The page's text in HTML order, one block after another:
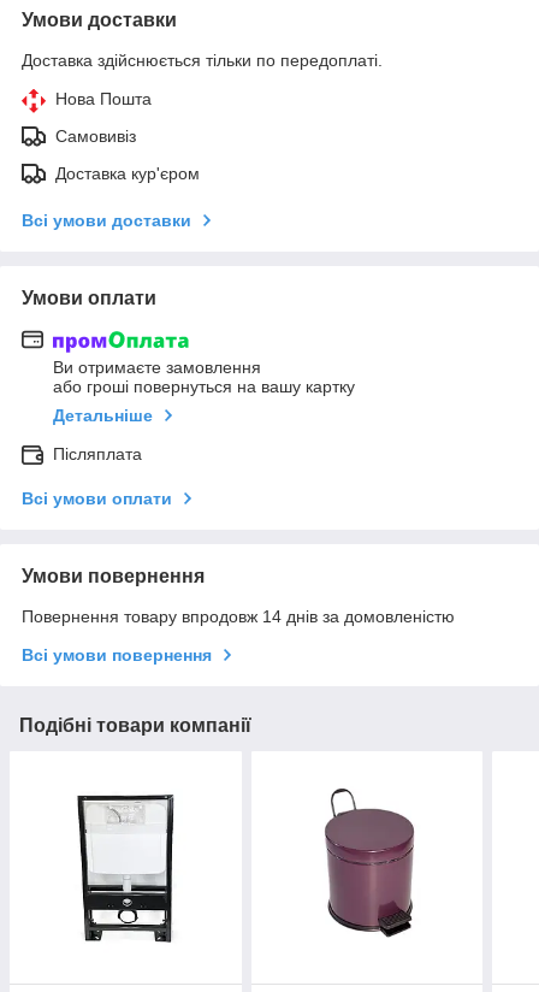
Умови доставки
Доставка здійснюється тільки по передоплаті.
Нова Пошта
Самовивіз
Доставка кур'єром
Всі умови доставки
Умови оплати
Ви отримаєте замовлення
або гроші повернуться на вашу картку
Детальніше
Післяплата
Всі умови оплати
Умови повернення
Повернення товару впродовж 14 днів за домовленістю
Всі умови повернення
Подібні товари компанії